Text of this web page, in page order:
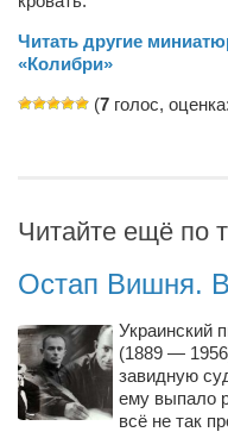
Писатели
Анна Гидора
Леонтий Костур
Римма
Ирина Проценко
Александр
Читать другие
«Колибри»
(7 голос, оценка:
Читайте ещё по
Остап Вишня.
Украинский
(1889 —
завидную
ему выпало
всё не так